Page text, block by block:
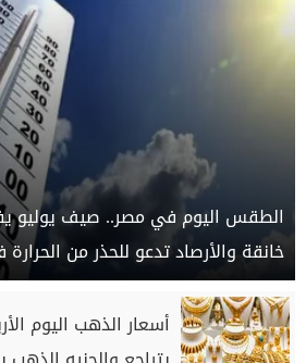
الطقس اليوم في مصر.. صيف يوليو
خانقة والأرصاد تدعو للحذر من